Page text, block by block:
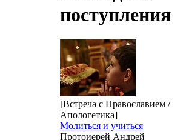
поступления
[Встреча с Православием /
Апологетика]
Молиться и учиться
Протоиерей Андрей